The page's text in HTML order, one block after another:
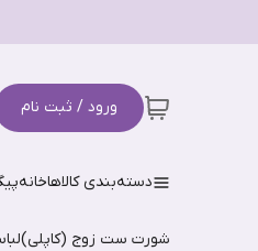
ورود / ثبت نام
دسته‌بندی کالاهاخانه
شورت ست زوج (کاپلی)